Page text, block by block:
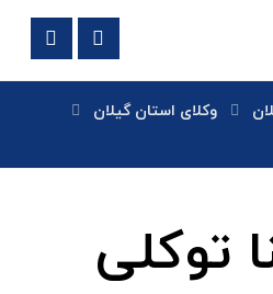
وکلای استان گیلان
توکلی